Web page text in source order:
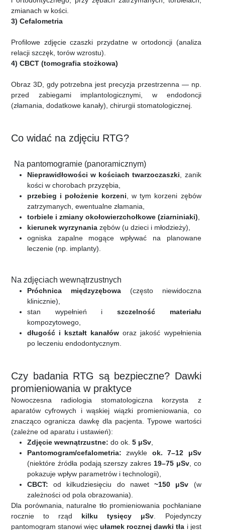
zmianach w kości.
3) Cefalometria
Profilowe zdjęcie czaszki przydatne w ortodoncji (analiza
relacji szczęk, torów wzrostu).
4) CBCT (tomografia stożkowa)
Obraz 3D, gdy potrzebna jest precyzja przestrzenna — np.
przed zabiegami implantologicznymi, w endodoncji
(złamania, dodatkowe kanały), chirurgii stomatologicznej.
Co widać na zdjęciu RTG?
Na pantomogramie (panoramicznym)
Nieprawidłowości w kościach twarzoczaszki , zanik
kości w chorobach przyzębia,
przebieg i położenie korzeni , w tym korzeni zębów
zatrzymanych, ewentualne złamania,
torbiele i zmiany okołowierzchołkowe (ziarniniaki)
kierunek wyrzynania zębów (u dzieci i młodzieży),
ogniska zapalne mogące wpływać na planowane
leczenie (np. implanty).
Na zdjęciach wewnątrzustnych
Próchnica międzyzębowa(często niewidoczna
klinicznie),
stan wypełnień i szczelność materiału
kompozytowego,
długość i kształt kanałów oraz jakość wypełnienia
po leczeniu endodontycznym.
Czy badania RTG są bezpieczne? Dawki
promieniowania w praktyce
Nowoczesna radiologia stomatologiczna korzysta z
aparatów cyfrowych i wąskiej wiązki promieniowania, co
znacząco ogranicza dawkę dla pacjenta. Typowe wartości
(zależne od aparatu i ustawień):
Zdjęcie wewnątrzustne: do ok. 5 μSv
Pantomogram/cefalometria: zwykle ok. 7–12 μSv
(niektóre źródła podają szerszy zakres 19–75 μSv, co
pokazuje wpływ parametrów i technologii),
CBCT: od kilkudziesięciu do nawet~150 μSv (w
zależności od pola obrazowania).
Dla porównania, naturalne tło promieniowania pochłaniane
rocznie to rząd kilku tysięcy μSv . Pojedynczy
pantomogram stanowi więcułamek rocznej dawki tła i jest